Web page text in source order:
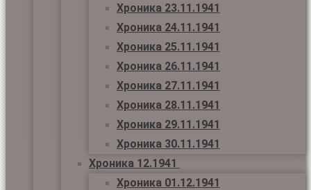
Хроника 23.11.1941
Хроника 24.11.1941
Хроника 25.11.1941
Хроника 26.11.1941
Хроника 27.11.1941
Хроника 28.11.1941
Хроника 29.11.1941
Хроника 30.11.1941
Хроника 12.1941
Хроника 01.12.1941